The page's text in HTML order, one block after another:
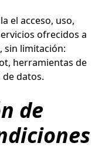
el acceso, uso,
ofrecidos a
sin limitación:
herramientas de
datos.
de